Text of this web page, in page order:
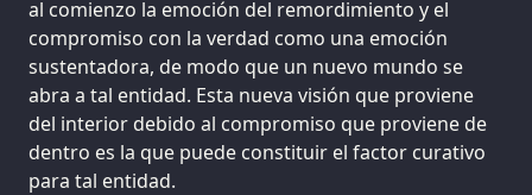
al comienzo la emoción del remordimiento y el
compromiso con la verdad como una emoción
sustentadora, de modo que un nuevo mundo se
abra a tal entidad. Esta nueva visión que proviene
del interior debido al compromiso que proviene de
dentro es la que puede constituir el factor curativo
para tal entidad.